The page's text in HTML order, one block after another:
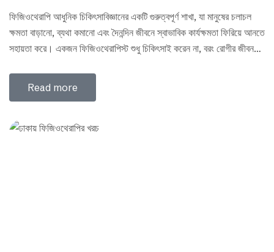
ফিজিওথেরাপি আধুনিক চিকিৎসাবিজ্ঞানের একটি গুরুত্বপূর্ণ শাখা, যা মানুষের চলাচল
ক্ষমতা বাড়ানো, ব্যথা কমানো এবং দৈনন্দিন জীবনে স্বাভাবিক কার্যক্ষমতা ফিরিয়ে আনতে
সহায়তা করে। একজন ফিজিওথেরাপিস্ট শুধু চিকিৎসাই করেন না, বরং রোগীর জীবনমান
Read more